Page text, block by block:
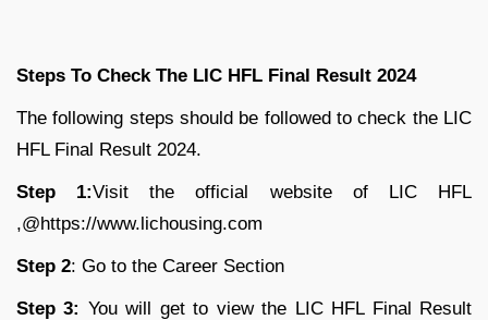
Steps To Check The LIC HFL Final Result 2024
The following steps should be followed to check the LIC
HFL Final Result 2024.
Step 1:Visit the official website of LIC HFL
,@https://www.lichousing.com
Step 2: Go to the Career Section
Step 3: You will get to view the LIC HFL Final Result